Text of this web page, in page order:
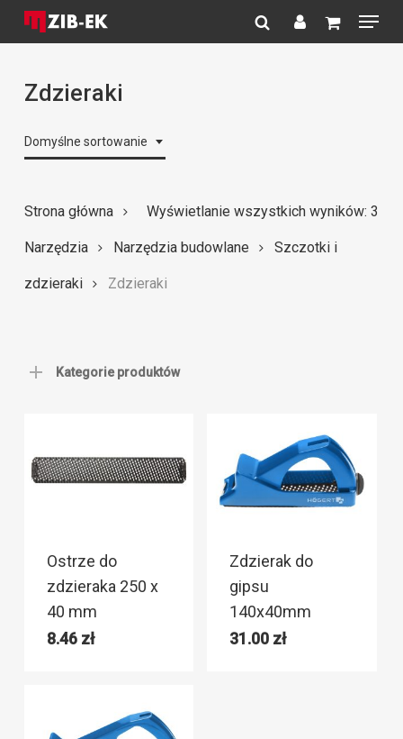
Skip
content
searchaccount
Menu
Zdzieraki
Domyślne sortowanie
Wyświetlanie wszystkich wyników: 3
Strona główna
Narzędzia Narzędzia budowlane Szczotki i
zdzieraki Zdzieraki
Kategorie produktów
Ostrze do
zdzieraka 250 x
40 mm
8.46 zł
Zdzierak do
gipsu
140x40mm
31.00 zł